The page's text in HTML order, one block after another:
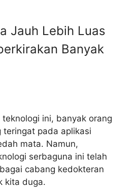
Jauh Lebih Luas
Banyak
ini, banyak orang
teringat pada aplikasi
mata. Namun,
serbaguna ini telah
cabang kedokteran
kita duga.